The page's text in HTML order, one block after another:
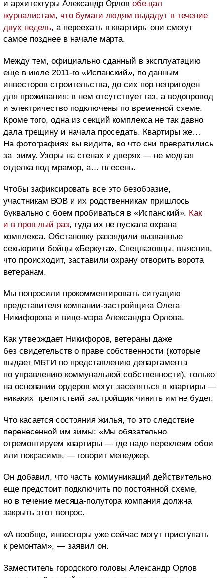
и архитектуры Александр Орлов обещал
журналистам, что бумаги людям выдадут в течение
двух недель, а переехать в квартиры они смогут
самое позднее в начале марта.
Между тем, официально сданный в эксплуатацию
еще в июле 2011-го «Испанский», по данным
инвесторов строительства, до сих пор непригоден
для проживания: в нем отсутствует газ, а водопровод
и электричество подключены по временной схеме.
Кроме того, одна из секций комплекса не так давно
дала трещину и начала проседать. Квартиры же…
На фотографиях вы видите, во что они превратились
за зиму. Узоры на стенах и дверях — не модная
отделка под мрамор, а… плесень.
Чтобы зафиксировать все это безобразие,
участникам ВОВ и их родственникам пришлось
буквально с боем пробиваться в «Испанский». Как
и в прошлый раз, туда их не пускала охрана
комплекса. Обстановку разрядили вызванные
секьюрити бойцы «Беркута». Спецназовцы, выяснив,
что происходит, заставили охрану отворить ворота
ветеранам.
Мы попросили прокомментировать ситуацию
представителя компании-застройщика Олега
Никифорова и вице-мэра Александра Орлова.
Как утверждает Никифоров, ветераны даже
без свидетельств о праве собственности (которые
выдает МБТИ по представлению департамента
по управлению коммунальной собственности), только
на основании ордеров могут заселяться в квартиры —
никаких препятствий застройщик чинить им не будет.
Что касается состояния жилья, то это следствие
перенесенной им зимы: «Мы обязательно
отремонтируем квартиры — где надо переклеим обои
или покрасим», — говорит менеджер.
Он добавил, что часть коммуникаций действительно
еще предстоит подключить по постоянной схеме,
но в течение месяца-полутора компания должна
закрыть этот вопрос.
«А вообще, инвесторы уже сейчас могут приступать
к ремонтам», — заявил он.
Заместитель городского головы Александр Орлов